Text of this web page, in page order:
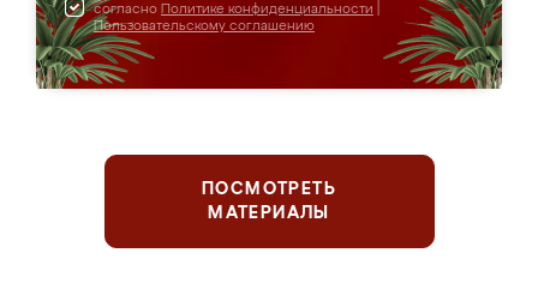
согласно Политике конфиденциальности
Пользовательскому соглашению
ПОСМОТРЕТЬ
МАТЕРИАЛЫ